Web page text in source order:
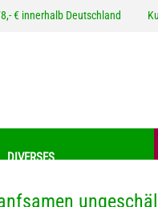
€ innerhalb Deutschland
DIVERSES